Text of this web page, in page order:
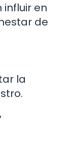
en
de
la